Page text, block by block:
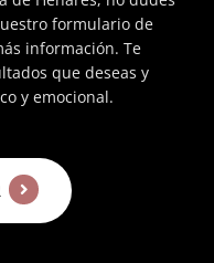
formulario de
información. Te
que deseas y
y emocional.